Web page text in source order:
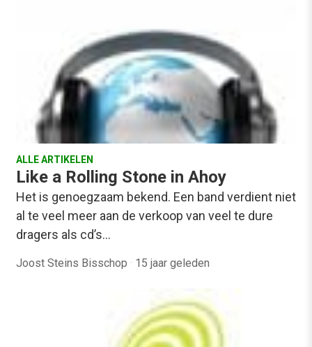
ALLE ARTIKELEN
Like a Rolling Stone in Ahoy
Het is genoegzaam bekend. Een band verdient niet
al te veel meer aan de verkoop van veel te dure
dragers als cd’s…
Joost Steins Bisschop · 15 jaar geleden